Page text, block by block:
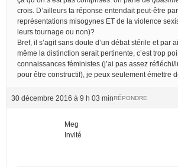
crois. D’ailleurs ta réponse entendait peut-être
représentations misogynes ET de la violence
leurs tournage ou non)?
Bref, il s’agit sans doute d’un débat stérile et par
même la distinction serait pertinente, c’est trop
connaissances féministes (j’ai pas assez réfléchi/
pour être constructif), je peux seulement émettre
30 décembre 2016 à 9 h 03 minRÉPONDRE
Meg
Invité